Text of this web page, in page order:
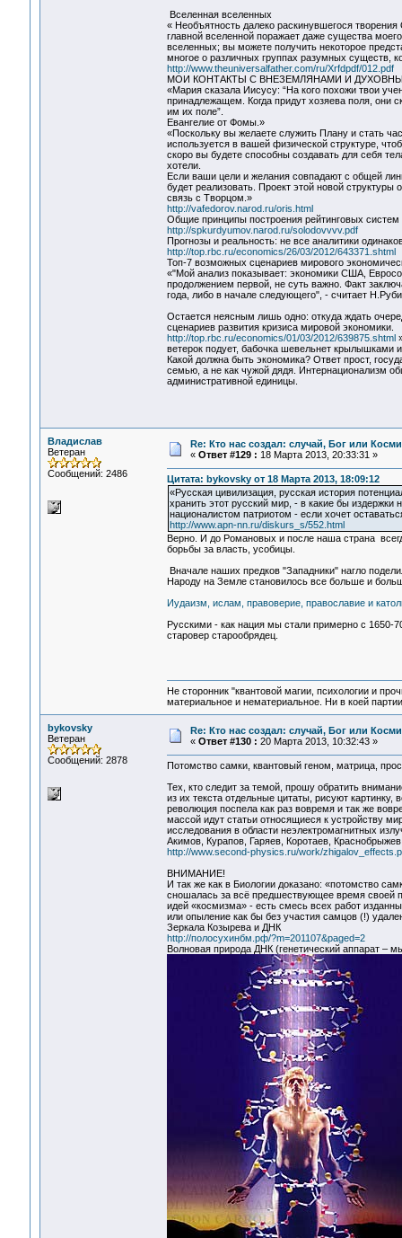
Вселенная вселенных
« Необъятность далеко раскинувшегося
главной вселенной поражает даже существа
вселенных; вы можете получить некоторое
многое о различных группах разумных существ,
http://www.theuniversalfather.com/ru/Xrfdpdf/012.pdf
МОИ КОНТАКТЫ С ВНЕЗЕМЛЯНАМИ И
«Мария сказала Иисусу: “На кого похожи твои
принадлежащем. Когда придут хозяева поля, они
им их поле”.
Евангелие от Фомы.»
«Поскольку вы желаете служить Плану и стать
используется в вашей физической структуре,
скоро вы будете способны создавать для себя
хотели.
Если ваши цели и желания совпадают с общей
будет реализовать. Проект этой новой структуры
связь с Творцом.»
http://vafedorov.narod.ru/oris.html
Общие принципы построения рейтинговых систем
http://spkurdyumov.narod.ru/solodovvvv.pdf
Прогнозы и реальность: не все аналитики
http://top.rbc.ru/economics/26/03/2012/643371.shtml
Топ-7 возможных сценариев мирового
«"Мой анализ показывает: экономики США,
продолжением первой, не суть важно. Факт
года, либо в начале следующего", - считает
Остается неясным лишь одно: откуда ждать
сценариев развития кризиса мировой экономики.
http://top.rbc.ru/economics/01/03/2012/639875.shtml
ветерок подует, бабочка шевельнет крылышками
Какой должна быть экономика? Ответ прост,
семью, а не как чужой дядя. Интернационализм
административной единицы.
Владислав
Ветеран
Сообщений: 2486
Re: Кто нас создал: случай, Бог или
« Ответ #129 : 18 Марта 2013, 20:33:31 »
Цитата: bykovsky от 18 Марта 2013, 18:09:12
«Русская цивилизация, русская история
хранить этот русский мир, - в какие бы
националистом патриотом - если хочет
http://www.apn-nn.ru/diskurs_s/552.html
Верно. И до Романовых и после наша страна
борьбы за власть, усобицы.
Вначале наших предков "Западники" нагло
Народу на Земле становилось все больше и
Иудаизм, ислам, правоверие, православие и
Русскими - как нация мы стали примерно с 1650-
старовер старообрядец.
Не сторонник "квантовой магии, психологии и
материальное и нематериальное. Ни в коей
bykovsky
Ветеран
Сообщений: 2878
Re: Кто нас создал: случай, Бог или
« Ответ #130 : 20 Марта 2013, 10:32:43 »
Потомство самки, квантовый геном, матрица,
Тех, кто следит за темой, прошу обратить
из их текста отдельные цитаты, рисуют
революция поспела как раз вовремя и так же
массой идут статьи относящиеся к устройству
исследования в области неэлектромагнитных
Акимов, Курапов, Гаряев, Коротаев,
http://www.second-physics.ru/work/
ВНИМАНИЕ!
И так же как в Биологии доказано: «потомство
сношалась за всё предшествующее время своей
идей «космизма» - есть смесь всех работ
или опыление как бы без участия самцов (!)
Зеркала Козырева и ДНК
http://полосухинбм.рф/?m=201107&paged=2
Волновая природа ДНК (генетический аппарат –